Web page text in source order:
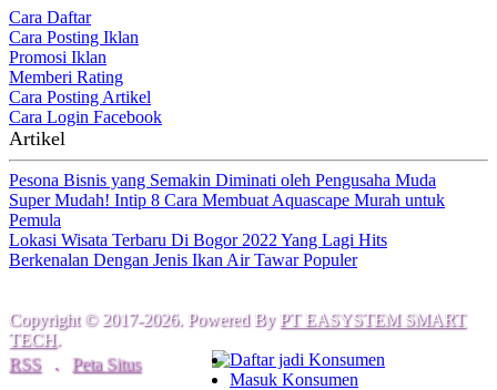
Cara Daftar
Cara Posting Iklan
Promosi Iklan
Memberi Rating
Cara Posting Artikel
Cara Login Facebook
Artikel
Pesona Bisnis yang Semakin Diminati oleh Pengusaha Muda
Super Mudah! Intip 8 Cara Membuat Aquascape Murah untuk
Pemula
Lokasi Wisata Terbaru Di Bogor 2022 Yang Lagi Hits
Berkenalan Dengan Jenis Ikan Air Tawar Populer
Copyright © 2017-2026. Powered By PT EASYSTEM SMART
TECH.
RSS
. Peta Situs
Daftar jadi Konsumen
Masuk Konsumen